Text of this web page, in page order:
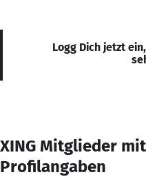
Logg Dich jetzt
XING Mitglieder
Profilangaben